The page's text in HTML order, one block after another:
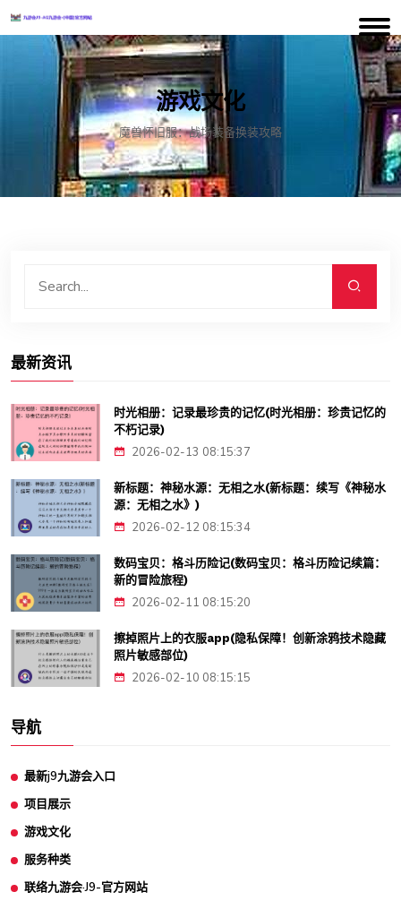
游戏文化
魔兽怀旧服：战场装备换装攻略
最新资讯
时光相册：记录最珍贵的记忆(时光相册：珍贵记忆的
不朽记录)
2026-02-13 08:15:37
新标题：神秘水源：无相之水(新标题：续写《神秘水
源：无相之水》)
2026-02-12 08:15:34
数码宝贝：格斗历险记(数码宝贝：格斗历险记续篇：
新的冒险旅程)
2026-02-11 08:15:20
擦掉照片上的衣服app(隐私保障！创新涂鸦技术隐藏
照片敏感部位)
2026-02-10 08:15:15
导航
最新j9九游会入口
项目展示
游戏文化
服务种类
联络九游会·J9-官方网站